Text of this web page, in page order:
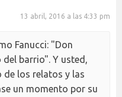
13 abril, 2016 a las 4:33 pm
Fanucci: "Don
del barrio". Y usted,
de los relatos y las
un momento por su